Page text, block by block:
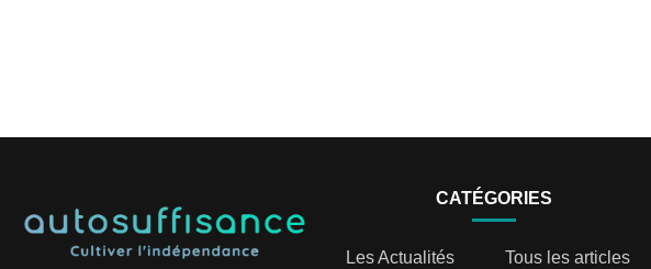
CATÉGORIES
Les Actualités
Tous les articles